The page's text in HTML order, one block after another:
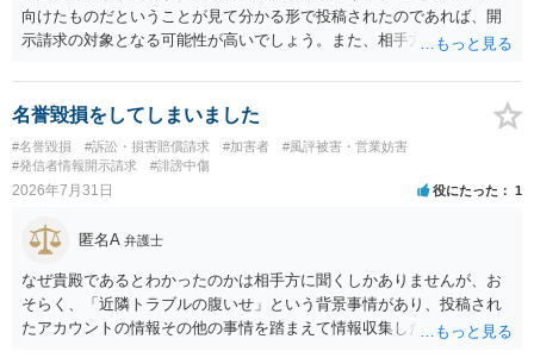
向けたものだということが見て分かる形で投稿されたのであれば、開
示請求の対象となる可能性が高いでしょう。また、相手方の投稿した
と存じます。発信者情報開示請求が進むと、投稿に使った回線の契約
者のところに、意見照会がなされます。アカウント情報開示の場合
は、アカウントの登録メールに意見照会がなされます。 また、された
場合賠償金はいくらでしょうか。 →ケースバイケースであり、数万円
から１００万単位まで様々でしょう。裁判外であれば交渉して相手方
名誉毀損をしてしまいました
#名誉毀損 #訴訟・損害賠償請求 #加害者
#風評被害・営業妨害
#発信者情報開示請求
#誹謗中傷
2026年7月31日 役にたった 1
匿名A 弁護士
なぜ貴殿であるとわかったのかは相手方に聞くしかありませんが、お
そらく、「近隣トラブルの腹いせ」という背景事情があり、投稿され
たアカウントの情報その他の事情を踏まえて情報収集した結果、この